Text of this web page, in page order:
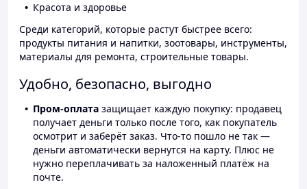
Красота и здоровье
Среди категорий, которые растут быстрее всего:
продукты питания и напитки, зоотовары, инструменты,
материалы для ремонта, строительные товары.
Удобно, безопасно, выгодно
Пром-оплата защищает каждую покупку: продавец
получает деньги только после того, как покупатель
осмотрит и заберёт заказ. Что-то пошло не так —
деньги автоматически вернутся на карту. Плюс не
нужно переплачивать за наложенный платёж на
почте.